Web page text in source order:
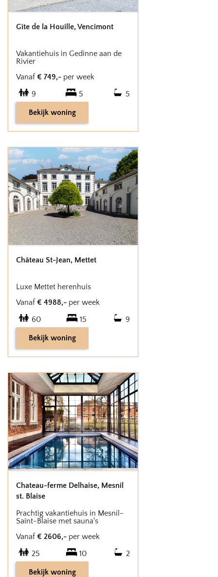
Gîte de la Houille, Vencimont
Vakantiehuis in Gedinne aan de
Rivier
Vanaf € 749,- per week
9
5 5
Bekijk woning
Château St-Jean, Mettet
Luxe Mettet herenhuis
Vanaf € 4988,- per week
60
15 9
Bekijk woning
Chateau-ferme Delhaise, Mesnil
st. Blaise
Prachtig vakantiehuis in Mesnil-
Saint-Blaise met sauna's
Vanaf € 2606,- per week
25
10 2
Bekijk woning